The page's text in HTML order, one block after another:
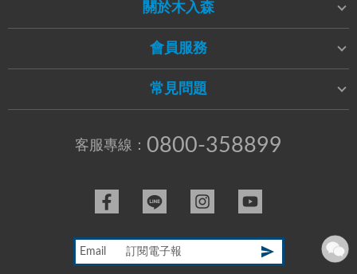
關於木入森
會員服務
常見問題
客服專線： 0800-358899
Email